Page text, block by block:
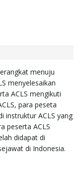
menuju
menyelesaikan
ACLS mengikuti
para peseta
instruktur ACLS yang
peserta ACLS
didapat di
di Indonesia.